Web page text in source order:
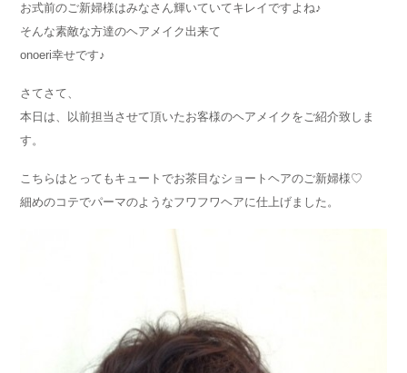
お式前のご新婦様はみなさん輝いていてキレイですよね♪
そんな素敵な方達のヘアメイク出来て
onoeri幸せです♪
さてさて、
本日は、以前担当させて頂いたお客様のヘアメイクをご紹介致しま
す。
こちらはとってもキュートでお茶目なショートヘアのご新婦様♡
細めのコテでパーマのようなフワフワヘアに仕上げました。